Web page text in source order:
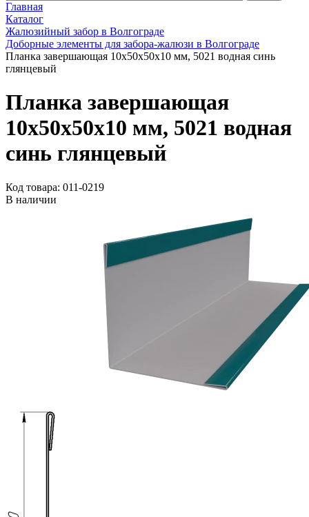
Главная
Каталог
Жалюзийный забор в Волгограде
Доборные элементы для забора-жалюзи в Волгограде
Планка завершающая 10x50x50x10 мм, 5021 водная синь
глянцевый
Планка завершающая
10x50x50x10 мм, 5021 водная
синь глянцевый
Код товара: 011-0219
В наличии